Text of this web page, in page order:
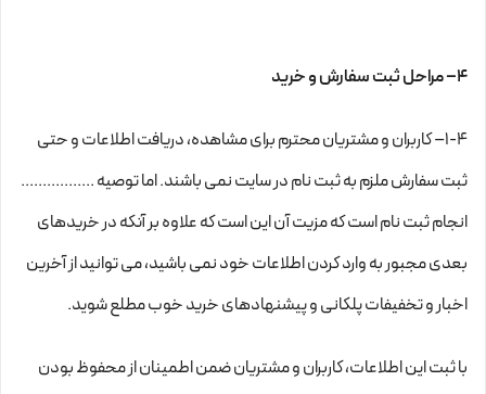
۴– مراحل ثبت سفارش و خرید
1-۴– کاربران و مشتریان محترم برای مشاهده، دریافت اطلاعات و حتی
ثبت سفارش ملزم به ثبت نام در سایت نمی باشند. اما توصیه .................
انجام ثبت نام است که مزیت آن این است که علاوه بر آنکه در خریدهای
بعدی مجبور به وارد کردن اطلاعات خود نمی باشید، می توانید از آخرین
اخبار و تخفیفات پلکانی و پیشنهادهای خرید خوب مطلع شوید.
با ثبت این اطلاعات، کاربران و مشتریان ضمن اطمینان از محفوظ بودن